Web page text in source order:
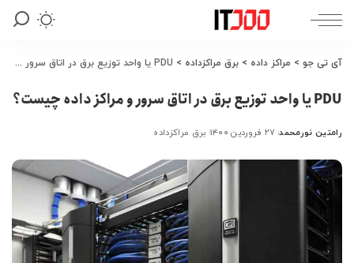
آی تی جو > مراکز داده > برق مراکزداده > PDU یا واحد توزیع برق در اتاق سرور و مراکز داده چیست؟
PDU یا واحد توزیع برق در اتاق سرور و مراکز داده چیست؟
ارسال
توسط
رامتین نورمحمد ۲۷ فروردین ۱۴۰۰ برق مراکزداده